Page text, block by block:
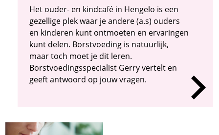
Het ouder- en kindcafé in Hengelo is een
gezellige plek waar je andere (a.s) ouders
en kinderen kunt ontmoeten en ervaringen
kunt delen. Borstvoeding is natuurlijk,
maar toch moet je dit leren.
Borstvoedingsspecialist Gerry vertelt en
geeft antwoord op jouw vragen.